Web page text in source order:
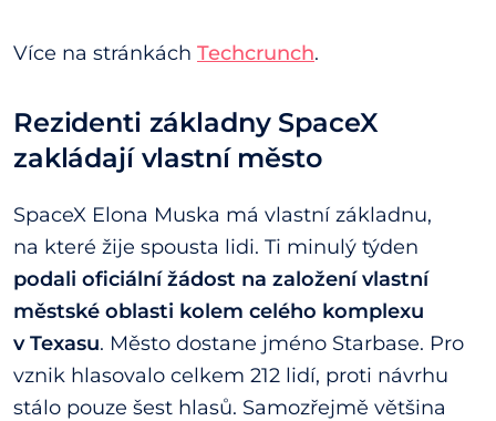
Více na stránkách Techcrunch.
Rezidenti základny SpaceX
zakládají vlastní město
SpaceX Elona Muska má vlastní základnu,
na které žije spousta lidi. Ti minulý týden
podali oficiální žádost na založení vlastní
městské oblasti kolem celého komplexu
v Texasu. Město dostane jméno Starbase. Pro
vznik hlasovalo celkem 212 lidí, proti návrhu
stálo pouze šest hlasů. Samozřejmě většina